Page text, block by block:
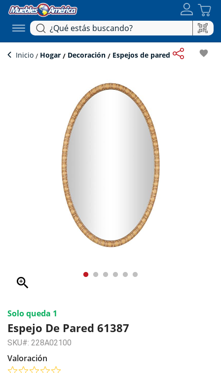
Inicio Hogar Decoración Espejos de pared favorite
zoom_in
Solo queda 1
Espejo De Pared 61387
SKU#: 228A02100
Valoración